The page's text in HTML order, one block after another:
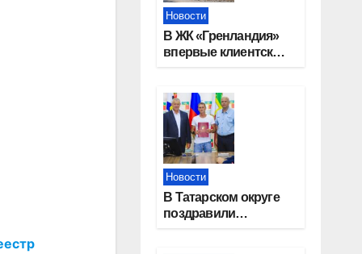
Новости
В ЖК «Гренландия»
впервые клиентские
группы компаний
«СОЮЗ»
Новости
В Татарском округе
поздравили